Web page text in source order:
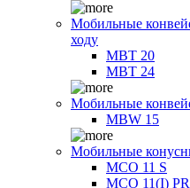
Мобильные
ходу
MBT 20
MBT 24
Мобильные
MBW 15
Мобильные
MCO 11 S
MCO 11(I)